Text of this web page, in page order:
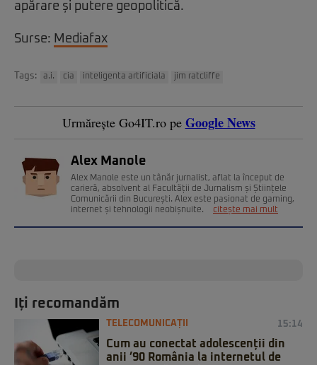
apărare și putere geopolitică.
Surse: Mediafax
Tags: a.i. cia inteligenta artificiala jim ratcliffe
Urmărește Go4IT.ro pe Google News
Alex Manole
Alex Manole este un tânăr jurnalist, aflat la început de
carieră, absolvent al Facultății de Jurnalism și Științele
Comunicării din București. Alex este pasionat de gaming,
internet și tehnologii neobișnuite.
citește mai mult
Iți recomandăm
TELECOMUNICAȚII 15:14
Cum au conectat adolescenții din
anii ’90 România la internetul de